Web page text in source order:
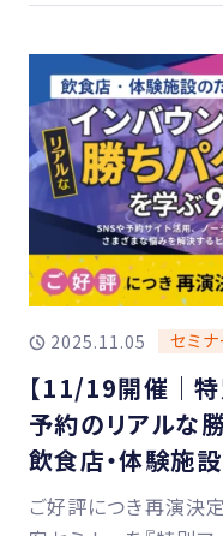
2025.11.05 セミナ
【11/19開催｜特
予約のリアルな
飲食店・体験施
ご好評につき再演決